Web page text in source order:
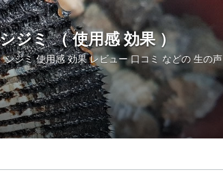
ジミ （ 使用感 効果 ）
ジミ 使用感 効果 レビュー 口コミ などの 生の声